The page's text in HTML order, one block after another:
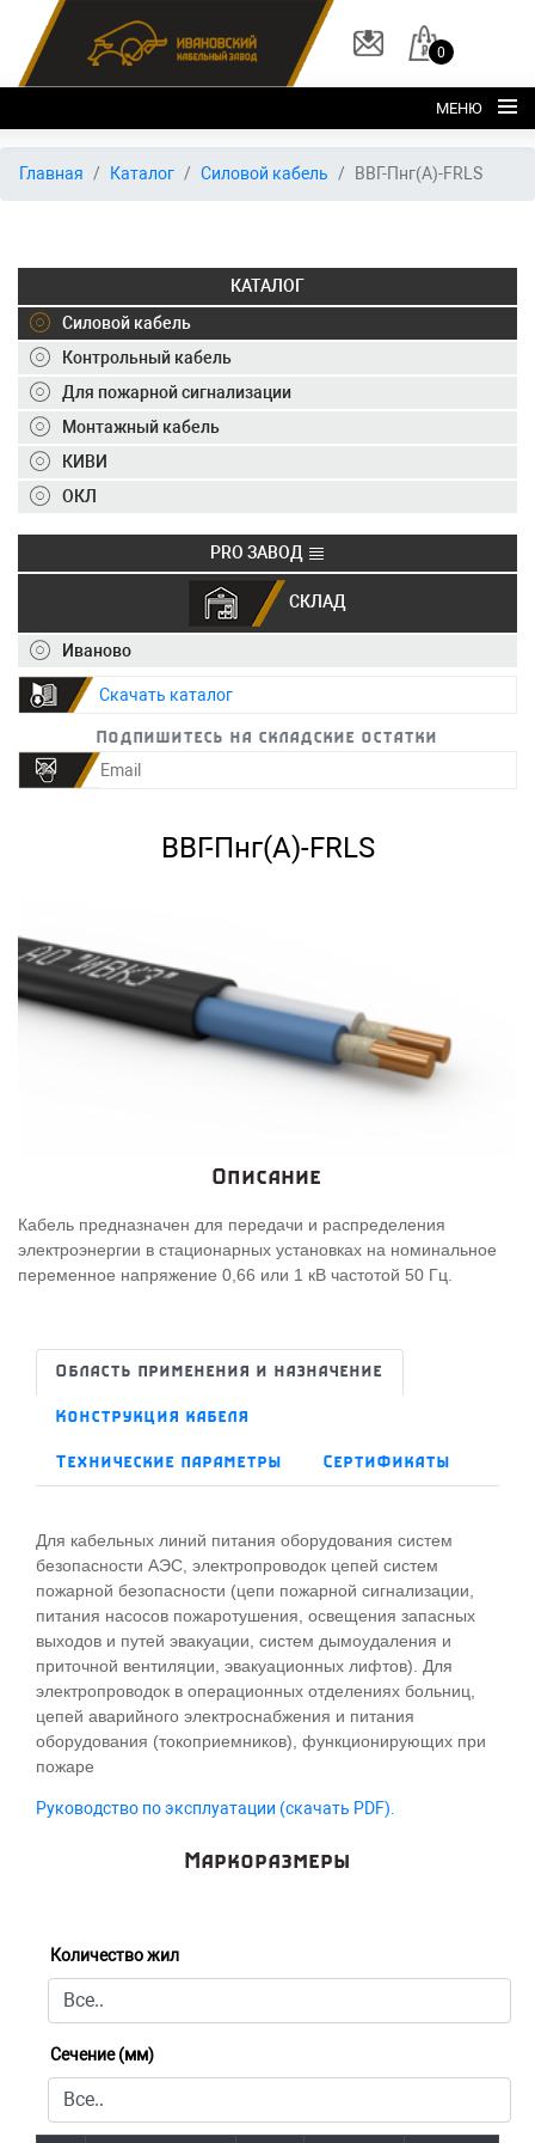
0
МЕНЮ
Главная
ОКЛ
Вакансии
Контакты
+7 (495) 150-40-20
+7 (495) 150-40-20 info@ivkz.ru
Главная Каталог Силовой кабель ВВГ-Пнг(А)-FRLS
КАТАЛОГ
Силовой кабель
Контрольный кабель
Для пожарной сигнализации
Монтажный кабель
КИВИ
ОКЛ
PRO ЗАВОД
СКЛАД
Иваново
Скачать каталог
Подпишитесь на складские остатки
ВВГ-Пнг(А)-FRLS
Описание
Кабель предназначен для передачи и распределения
электроэнергии в стационарных установках на номинальное
переменное напряжение 0,66 или 1 кВ частотой 50 Гц.
Область применения и назначение
Конструкция кабеля
Технические параметры Сертификаты
Для кабельных линий питания оборудования систем
безопасности АЭС, электропроводок цепей систем
пожарной безопасности (цепи пожарной сигнализации,
питания насосов пожаротушения, освещения запасных
выходов и путей эвакуации, систем дымоудаления и
приточной вентиляции, эвакуационных лифтов). Для
электропроводок в операционных отделениях больниц,
цепей аварийного электроснабжения и питания
оборудования (токоприемников), функционирующих при
пожаре
Руководство по эксплуатации (скачать PDF).
Маркоразмеры
Количество жил
Сечение (мм)